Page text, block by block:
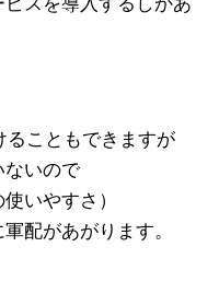
ることもできますが
ないので
いやすさ）
配があがります。